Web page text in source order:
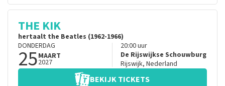
THE KIK
hertaalt the Beatles (1962-1966)
DONDERDAG
25MAART
2027
20:00uur
De Rijswijkse Schouwburg
Rijswijk, Nederland
BEKIJK TICKETS